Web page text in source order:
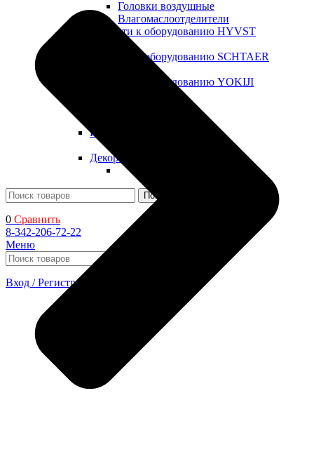
Головки воздушные
Влагомаслоотделители
Запчасти к оборудованию HYVST
Запчасти к оборудованию SCHTAER
Запчасти к оборудованию YOKIJI
Промышленные ЛКМ
Декоративные ЛКМ
Поиск
0 Сравнить
8-342-206-72-22
Меню
Вход / Регистрация